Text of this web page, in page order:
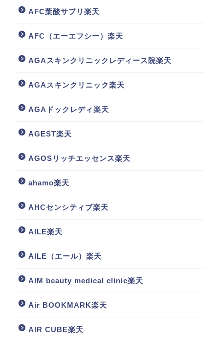
AFC葉酸サプリ楽天
AFC（エーエフシー）楽天
AGAスキンクリニックレディース院楽天
AGAスキンクリニック楽天
AGAドックレディ楽天
AGEST楽天
AGOSリッチエッセンス楽天
ahamo楽天
AHCセンシティブ楽天
AILE楽天
AILE（エール）楽天
AIM beauty medical clinic楽天
Air BOOKMARK楽天
AIR CUBE楽天